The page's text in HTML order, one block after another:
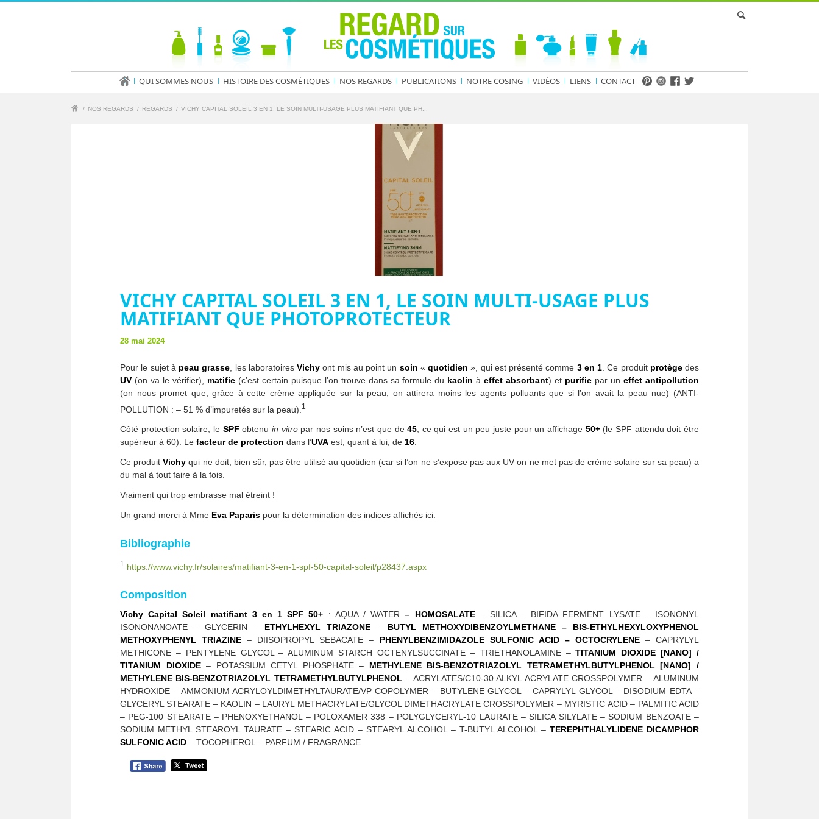
QUI SOMMES NOUS HISTOIRE DES COSMÉTIQUES NOS REGARDS PUBLICATIONS NOTRE COSING VIDÉOS LIENS CONTACT
/ NOS REGARDS / REGARDS / VICHY CAPITAL SOLEIL 3 EN 1, LE SOIN MULTI-USAGE PLUS MATIFIANT QUE PH...
VICHY CAPITAL SOLEIL 3 EN 1, LE SOIN MULTI-USAGE PLUS
MATIFIANT QUE PHOTOPROTECTEUR
28 mai 2024
Pour le sujet à peau grasse , les laboratoires Vichy ont mis au point un soin « quotidien », qui est présenté comme 3 en 1 . Ce produit protègedes
UV (on va le vérifier), matifie(c’est certain puisque l’on trouve dans sa formule du kaolin àeffet absorbant) et purifie par uneffet antipollution
(on nous promet que, grâce à cette crème appliquée sur la peau, on attirera moins les agents polluants que si l’on avait la peau nue) (ANTI-
POLLUTION : – 51 % d’impuretés sur la peau). 1
Côté protection solaire, le SPF obtenu in vitro par nos soins n’est que de45, ce qui est un peu juste pour un affichage 50+(le SPF attendu doit être
supérieur à 60). Le facteur de protection dans l’UVA est, quant à lui, de 16.
Ce produitVichy qui ne doit, bien sûr, pas être utilisé au quotidien (car si l’on ne s’expose pas aux UV on ne met pas de crème solaire sur sa peau) a
du mal à tout faire à la fois.
Vraiment qui trop embrasse mal étreint !
Un grand merci à Mme Eva Paparis pour la détermination des indices affichés ici.
Bibliographie
1 https://www.vichy.fr/solaires/matifiant-3-en-1-spf-50-capital-soleil/p28437.aspx
Composition
Vichy Capital Soleil matifiant 3 en 1 SPF 50+ : AQUA / WATER– HOMOSALATE– SILICA – BIFIDA FERMENT LYSATE – ISONONYL
ISONONANOATE – GLYCERIN – ETHYLHEXYL TRIAZONE – BUTYL METHOXYDIBENZOYLMETHANE – BIS-ETHYLHEXYLOXYPHENOL
METHOXYPHENYL TRIAZINE – DIISOPROPYL SEBACATE – PHENYLBENZIMIDAZOLE SULFONIC ACID – OCTOCRYLENE– CAPRYLYL
METHICONE – PENTYLENE GLYCOL – ALUMINUM STARCH OCTENYLSUCCINATE – TRIETHANOLAMINE –TITANIUM DIOXIDE [NANO] /
TITANIUM DIOXIDE– POTASSIUM CETYL PHOSPHATE – METHYLENE BIS-BENZOTRIAZOLYL TETRAMETHYLBUTYLPHENOL [NANO] /
METHYLENE BIS-BENZOTRIAZOLYL TETRAMETHYLBUTYLPHENOL – ACRYLATES/C10-30 ALKYL ACRYLATE CROSSPOLYMER – ALUMINUM
HYDROXIDE – AMMONIUM ACRYLOYLDIMETHYLTAURATE/VP COPOLYMER – BUTYLENE GLYCOL – CAPRYLYL GLYCOL – DISODIUM EDTA –
GLYCERYL STEARATE – KAOLIN – LAURYL METHACRYLATE/GLYCOL DIMETHACRYLATE CROSSPOLYMER – MYRISTIC ACID – PALMITIC ACID
– PEG-100 STEARATE – PHENOXYETHANOL – POLOXAMER 338 – POLYGLYCERYL-10 LAURATE – SILICA SILYLATE – SODIUM BENZOATE –
SODIUM METHYL STEAROYL TAURATE – STEARIC ACID – STEARYL ALCOHOL – T-BUTYL ALCOHOL – TEREPHTHALYLIDENE DICAMPHOR
SULFONIC ACID – TOCOPHEROL – PARFUM / FRAGRANCE